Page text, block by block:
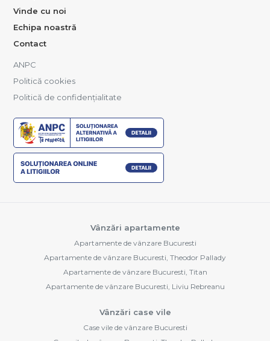
Vinde cu noi
Echipa noastră
Contact
ANPC
Politică cookies
Politică de confidențialitate
Vânzări apartamente
Apartamente de vânzare Bucuresti
Apartamente de vânzare Bucuresti, Theodor Pallady
Apartamente de vânzare Bucuresti, Titan
Apartamente de vânzare Bucuresti, Liviu Rebreanu
Vânzări case vile
Case vile de vânzare Bucuresti